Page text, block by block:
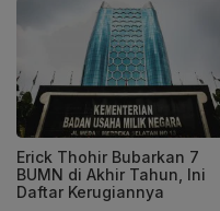
Erick Thohir Bubarkan 7
BUMN di Akhir Tahun, Ini
Daftar Kerugiannya